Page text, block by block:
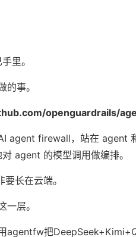
里。
事。
openguardrails/
agent firewall，站在 agent
agent 的模型调用做编排。
长在云端。
层。